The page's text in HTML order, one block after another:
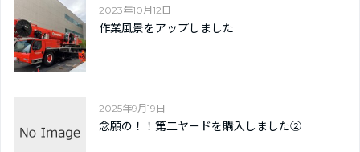
2023年10月12日
作業風景をアップしました
2025年9月19日
念願の！！第二ヤードを購入しました➁